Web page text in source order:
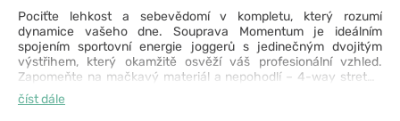
Pociťte lehkost a sebevědomí v kompletu, který rozumí
dynamice vašeho dne. Souprava Momentum je ideálním
spojením sportovní energie joggerů s jedinečným dvojitým
výstřihem, který okamžitě osvěží váš profesionální vzhled.
Zapomeňte na mačkavý materiál a nepohodlí – 4-way stretch
tkanina se přizpůsobí vašim pohybům jako druhá kůže.
Přestaňte si vybírat mezi funkčností a designem – řekněte „ano“
číst dále